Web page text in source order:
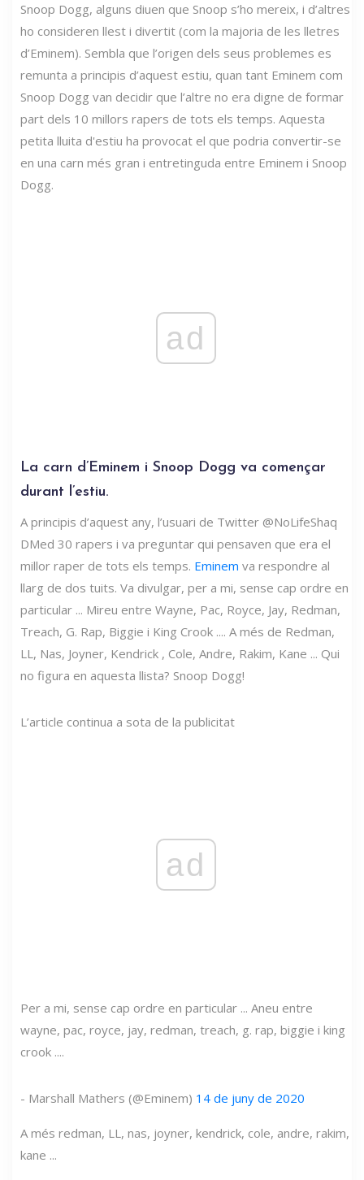
Snoop Dogg, alguns diuen que Snoop s’ho mereix, i d’altres
ho consideren llest i divertit (com la majoria de les lletres
d’Eminem). Sembla que l’origen dels seus problemes es
remunta a principis d’aquest estiu, quan tant Eminem com
Snoop Dogg van decidir que l’altre no era digne de formar
part dels 10 millors rapers de tots els temps. Aquesta
petita lluita d'estiu ha provocat el que podria convertir-se
en una carn més gran i entretinguda entre Eminem i Snoop
Dogg.
ad
La carn d’Eminem i Snoop Dogg va començar
durant l’estiu.
A principis d’aquest any, l’usuari de Twitter @NoLifeShaq
DMed 30 rapers i va preguntar qui pensaven que era el
millor raper de tots els temps. Eminem va respondre al
llarg de dos tuits. Va divulgar, per a mi, sense cap ordre en
particular ... Mireu entre Wayne, Pac, Royce, Jay, Redman,
Treach, G. Rap, Biggie i King Crook .... A més de Redman,
LL, Nas, Joyner, Kendrick , Cole, Andre, Rakim, Kane ... Qui
no figura en aquesta llista? Snoop Dogg!
L’article continua a sota de la publicitat
ad
Per a mi, sense cap ordre en particular ... Aneu entre
wayne, pac, royce, jay, redman, treach, g. rap, biggie i king
crook ....
- Marshall Mathers (@Eminem) 14 de juny de 2020
A més redman, LL, nas, joyner, kendrick, cole, andre, rakim,
kane ...